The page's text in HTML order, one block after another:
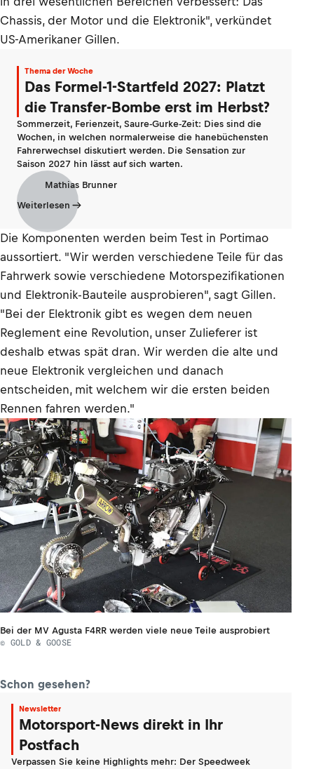
Chassis, der Motor und die Elektronik", verkündet
US-Amerikaner Gillen.
Thema der Woche
Das Formel-1-Startfeld 2027: Platzt
die Transfer-Bombe erst im Herbst?
Sommerzeit, Ferienzeit, Saure-Gurke-Zeit: Dies sind die
Wochen, in welchen normalerweise die hanebüchensten
Fahrerwechsel diskutiert werden. Die Sensation zur
Saison 2027 hin lässt auf sich warten.
Mathias Brunner
Weiterlesen
Die Komponenten werden beim Test in Portimao
aussortiert. "Wir werden verschiedene Teile für das
Fahrwerk sowie verschiedene Motorspezifikationen
und Elektronik-Bauteile ausprobieren", sagt Gillen.
"Bei der Elektronik gibt es wegen dem neuen
Reglement eine Revolution, unser Zulieferer ist
deshalb etwas spät dran. Wir werden die alte und
neue Elektronik vergleichen und danach
entscheiden, mit welchem wir die ersten beiden
Rennen fahren werden."
Bei der MV Agusta F4RR werden viele neue Teile ausprobiert
© GOLD & GOOSE
Schon gesehen?
Newsletter
Motorsport-News direkt in Ihr
Postfach
Verpassen Sie keine Highlights mehr: Der Speedweek